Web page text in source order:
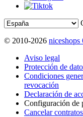
© 2010-2026 niceshops
Aviso legal
Protección de
Condiciones
revocación
Declaración de
Configuración de
Cancelar